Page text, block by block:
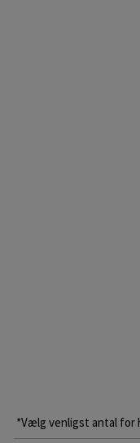
*Vælg venligst antal for